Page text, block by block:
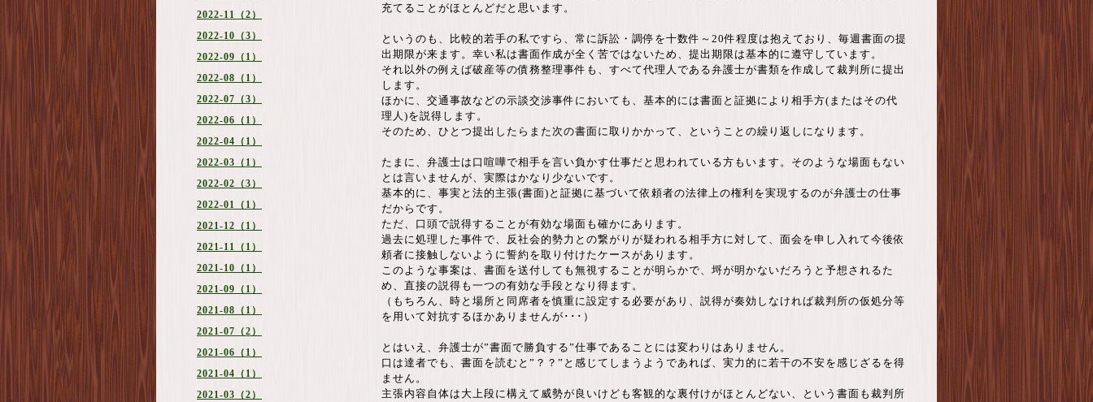
2022-11（2）
2022-10（3）
2022-09（1）
2022-08（1）
2022-07（3）
2022-06（1）
2022-04（1）
2022-03（1）
2022-02（3）
2022-01（1）
2021-12（1）
2021-11（1）
2021-10（1）
2021-09（1）
2021-08（1）
2021-07（2）
2021-06（1）
2021-04（1）
2021-03（2）
充てることがほとんどだと思います。
というのも、比較的若手の私ですら、常に訴訟・調停を十数件～20件程度は抱えており、毎週書面の提
出期限が来ます。幸い私は書面作成が全く苦ではないため、提出期限は基本的に遵守しています。
それ以外の例えば破産等の債務整理事件も、すべて代理人である弁護士が書類を作成して裁判所に提出
します。
ほかに、交通事故などの示談交渉事件においても、基本的には書面と証拠により相手方(またはその代
理人)を説得します。
そのため、ひとつ提出したらまた次の書面に取りかかって、ということの繰り返しになります。
たまに、弁護士は口喧嘩で相手を言い負かす仕事だと思われている方もいます。そのような場面もない
とは言いませんが、実際はかなり少ないです。
基本的に、事実と法的主張(書面)と証拠に基づいて依頼者の法律上の権利を実現するのが弁護士の仕事
だからです。
ただ、口頭で説得することが有効な場面も確かにあります。
過去に処理した事件で、反社会的勢力との繋がりが疑われる相手方に対して、面会を申し入れて今後依
頼者に接触しないように誓約を取り付けたケースがあります。
このような事案は、書面を送付しても無視することが明らかで、埒が明かないだろうと予想されるた
め、直接の説得も一つの有効な手段となり得ます。
（もちろん、時と場所と同席者を慎重に設定する必要があり、説得が奏効しなければ裁判所の仮処分等
を用いて対抗するほかありませんが･･･）
とはいえ、弁護士が”書面で勝負する”仕事であることには変わりはありません。
口は達者でも、書面を読むと”？？”と感じてしまうようであれば、実力的に若干の不安を感じざるを得
ません。
主張内容自体は大上段に構えて威勢が良いけども客観的な裏付けがほとんどない、という書面も裁判所